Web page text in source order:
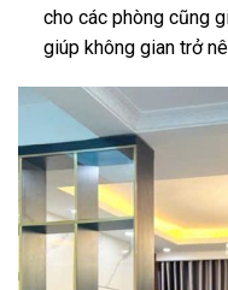
cho các phòng cũng
giúp không gian trở